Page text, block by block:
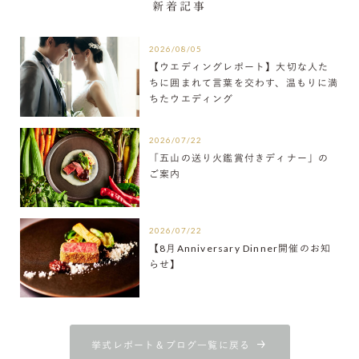
新着記事
2026/08/05
【ウエディングレポート】大切な人た
ちに囲まれて言葉を交わす、温もりに満
ちたウエディング
2026/07/22
「五山の送り火鑑賞付きディナー」の
ご案内
2026/07/22
【8月Anniversary Dinner開催のお知
らせ】
挙式レポート＆ブログ一覧に戻る